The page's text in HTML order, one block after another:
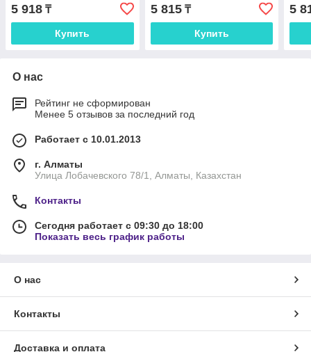
5 918 ₸
Купить
5 815₸
Купить
5
О нас
Рейтинг не сформирован
Менее 5 отзывов за последний год
Работает с 10.01.2013
г. Алматы
Улица Лобачевского 78/1, Алматы, Казахстан
Контакты
Сегодня работает с 09:30 до 18:00
Показать весь график работы
О нас
Контакты
Доставка и оплата